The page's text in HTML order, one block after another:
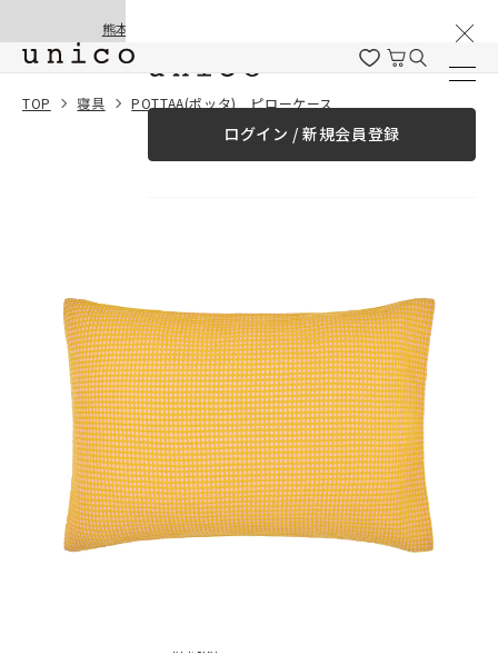
熊本地震の影響による配送遅延と停止について
ログイン / 新規会員登録
家具
カーテン
ラグ
ファブリック雑貨
インテリア雑貨・その他
TOP 寝具 POTTAA(ポッタ) ピローケース
一緒に購入する